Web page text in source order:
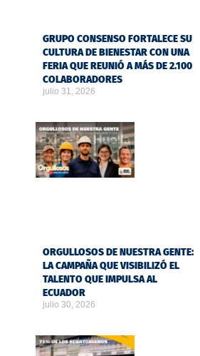
GRUPO CONSENSO FORTALECE SU
CULTURA DE BIENESTAR CON UNA
FERIA QUE REUNIÓ A MÁS DE 2.100
COLABORADORES
julio 31, 2026
ORGULLOSOS DE NUESTRA GENTE:
LA CAMPAÑA QUE VISIBILIZÓ EL
TALENTO QUE IMPULSA AL
ECUADOR
julio 30, 2026